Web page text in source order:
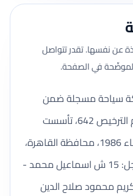
عن نفسها. تقدر تتواصل
في الصفحة.
سياحة مسجلة ضمن
بيانات وزارة السياحة والآثار، رقم الترخيص 642، تأسست
بتاريخ 12/30/1986، سنة الإنشاء 1986، محافظة القاهرة،
منطقة الزمالك، العنوان المسجل: 15 ش اسماعيل محمد -
محمود صلاح الدين